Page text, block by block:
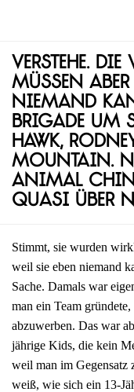
Verstehe.
müssen
Niemand
Brigade um
Hawk,
Mountain.
Animal
quasi über
Stimmt, sie wurden
weil sie eben niemand
Sache. Damals war
man ein Team
abzuwerben. Das war
jährige Kids, die kein
weil man im Gegensatz
weiß, wie sich ein 13-